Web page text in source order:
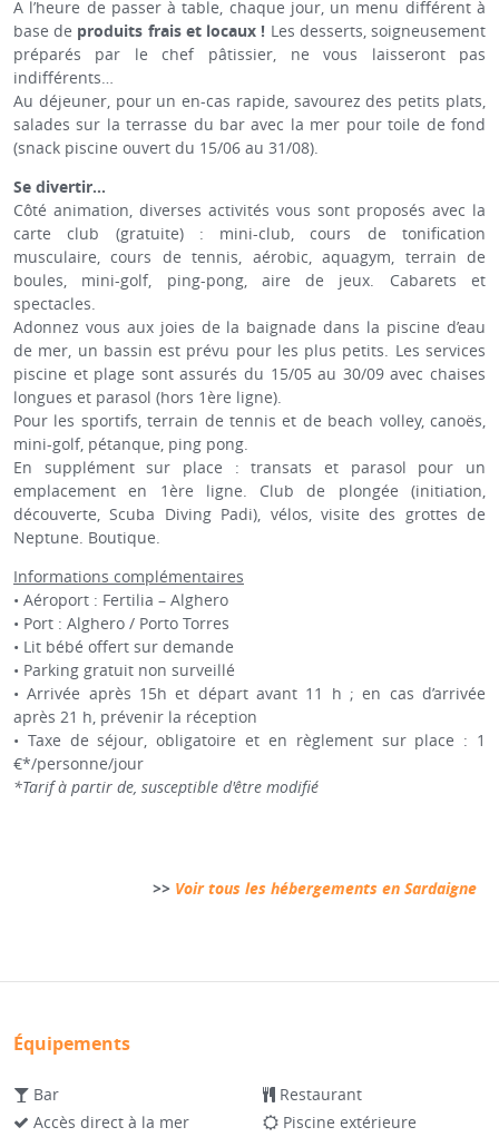
A l’heure de passer à table, chaque jour, un menu différent à
base de produits frais et locaux ! Les desserts, soigneusement
préparés par le chef pâtissier, ne vous laisseront pas
indifférents…
Au déjeuner, pour un en-cas rapide, savourez des petits plats,
salades sur la terrasse du bar avec la mer pour toile de fond
(snack piscine ouvert du 15/06 au 31/08).
Se divertir...
Côté animation, diverses activités vous sont proposés avec la
carte club (gratuite) : mini-club, cours de tonification
musculaire, cours de tennis, aérobic, aquagym, terrain de
boules, mini-golf, ping-pong, aire de jeux. Cabarets et
spectacles.
Adonnez vous aux joies de la baignade dans la piscine d’eau
de mer, un bassin est prévu pour les plus petits. Les services
piscine et plage sont assurés du 15/05 au 30/09 avec chaises
longues et parasol (hors 1ère ligne).
Pour les sportifs, terrain de tennis et de beach volley, canoës,
mini-golf, pétanque, ping pong.
En supplément sur place : transats et parasol pour un
emplacement en 1ère ligne. Club de plongée (initiation,
découverte, Scuba Diving Padi), vélos, visite des grottes de
Neptune. Boutique.
Informations complémentaires
• Aéroport : Fertilia – Alghero
• Port : Alghero / Porto Torres
• Lit bébé offert sur demande
• Parking gratuit non surveillé
• Arrivée après 15h et départ avant 11 h ; en cas d’arrivée
après 21 h, prévenir la réception
• Taxe de séjour, obligatoire et en règlement sur place : 1
€*/personne/jour
*Tarif à partir de, susceptible d'être modifié
>> Voir tous les hébergements en Sardaigne
Équipements
Bar
Restaurant
Accès direct à la mer
Piscine extérieure